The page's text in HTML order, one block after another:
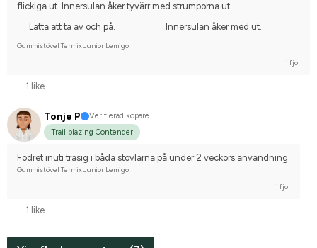
flickiga ut. Innersulan åker tyvärr med strumporna ut.
Lätta att ta av och på.
Innersulan åker med ut.
Gummistövel Termix Junior Lemigo
i fjol
1 like
Tonje P
Verifierad köpare
Trail blazing Contender
Fodret inuti trasig i båda stövlarna på under 2 veckors användning.
Gummistövel Termix Junior Lemigo
i fjol
1 like